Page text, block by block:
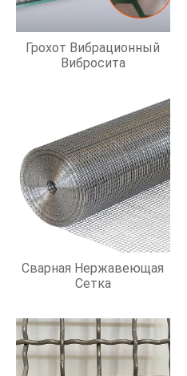
Грохот Вибрационный
Вибросита
Сварная Нержавеющая
Сетка